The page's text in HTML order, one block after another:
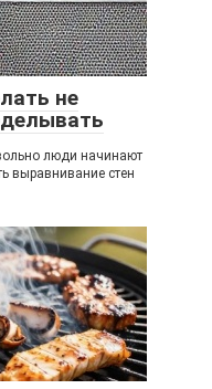
не
люди начинают
выравнивание стен